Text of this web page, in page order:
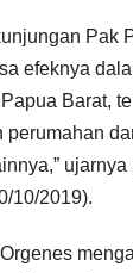
Pak
efeknya
Barat,
perumahan
10/2019).